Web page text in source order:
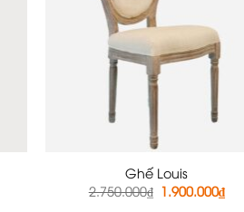
Ghế Louis
2.750.000₫ Giá
gốc
1.900.000₫Giá
hiện